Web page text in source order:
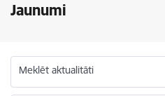
Jaunumi
Meklēt aktualitāti